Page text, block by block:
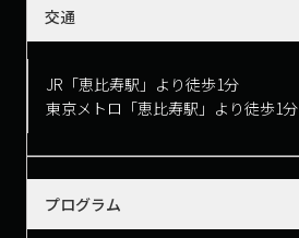
交通
JR「恵比寿駅」より徒歩1分
東京メトロ「恵比寿駅」より徒歩1分
プログラム